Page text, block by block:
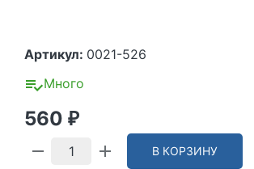
Артикул: 0021-526
Много
560 ₽
В КОРЗИНУ